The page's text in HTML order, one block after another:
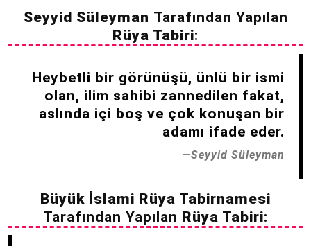
Seyyid Süleyman Tarafından Yapılan
Rüya Tabiri:
Heybetli bir görünüşü, ünlü bir ismi
olan, ilim sahibi zannedilen fakat,
aslında içi boş ve çok konuşan bir
adamı ifade eder.
Seyyid Süleyman
Büyük İslami Rüya Tabirnamesi
Tarafından Yapılan Rüya Tabiri: